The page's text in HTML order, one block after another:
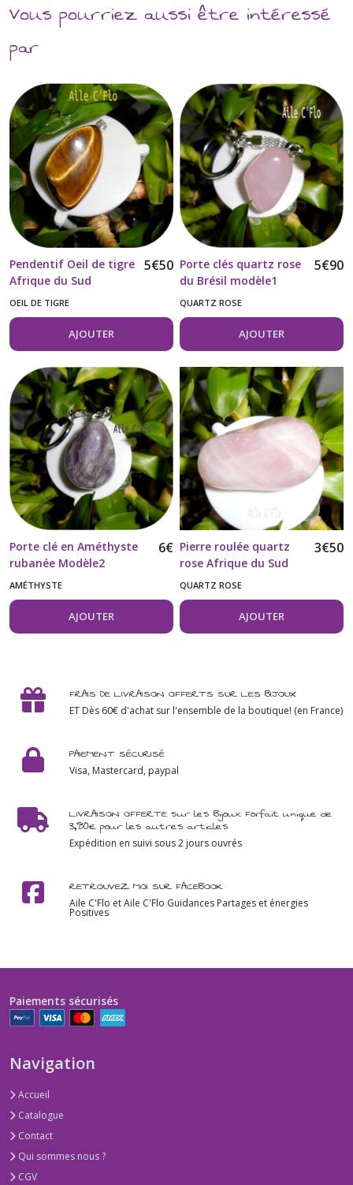
Vous pourriez aussi être intéressé
par
Pendentif Oeil de tigre
Afrique du Sud
5€50
OEIL DE TIGRE
AJOUTER
Porte clés quartz rose
du Brésil modèle1
5€90
QUARTZ ROSE
AJOUTER
Porte clé en Améthyste
rubanée Modèle2
6€
AMÉTHYSTE
AJOUTER
Pierre roulée quartz
rose Afrique du Sud
22g
3€50
QUARTZ ROSE
AJOUTER
FRAIS DE LIVRAISON OFFERTS SUR LES BIJOUX
ET Dès 60€ d'achat sur l'ensemble de la boutique! (en France)
PAIEMENT SÉCURISÉ
Visa, Mastercard, paypal
LIVRAISON OFFERTE sur les Bijoux Forfait unique de
3,80€ pour les autres articles
Expédition en suivi sous 2 jours ouvrés
RETROUVEZ MOI SUR FACEBOOK
Aile C'Flo et Aile C'Flo Guidances Partages et énergies
Positives
Paiements sécurisés
Navigation
Accueil
Catalogue
Contact
Qui sommes nous ?
CGV